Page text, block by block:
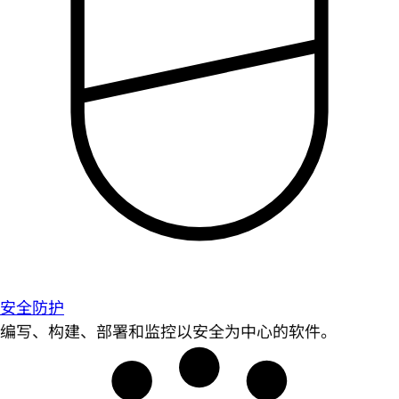
安全防护
编写、构建、部署和监控以安全为中心的软件。